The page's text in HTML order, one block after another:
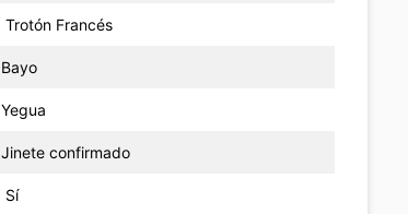
Trotón Francés
Bayo
Yegua
Jinete confirmado
Sí